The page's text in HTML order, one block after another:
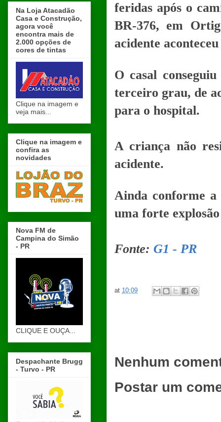
feridas após o
BR-376, em
acidente
O casal
terceiro grau, de
para o hospital.
A criança não
acidente.
Ainda conforme a
uma forte
Fonte: G1 - PR
at 10:09
Nenhum
Postar um
Na Loja Atacadão
Casa e Construção,
agora você
encontra mais de
2.000 opções de
cores de tintas
Clique na imagem e
veja mais...
Clique na imagem e
confira as
novidades
Nova FM de
Campina do Simão
- PR
CLIQUE E OUÇA...
Despachante Brugg
- Turvo - PR